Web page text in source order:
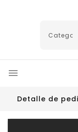

Detalle de